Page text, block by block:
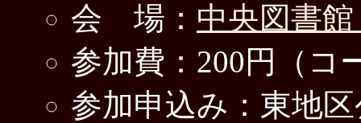
会 場： 中央図書
参加費：200円（コ
参加申込み：東地